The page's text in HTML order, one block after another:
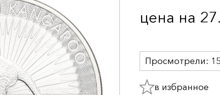
цена на
Просмотрели:
в избранное